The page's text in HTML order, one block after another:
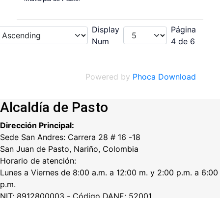
Display
Num
Página
4 de 6
Powered by Phoca Download
Alcaldía de Pasto
Dirección Principal:
Sede San Andres: Carrera 28 # 16 -18
San Juan de Pasto, Nariño, Colombia
Horario de atención:
Lunes a Viernes de 8:00 a.m. a 12:00 m. y 2:00 p.m. a 6:00
p.m.